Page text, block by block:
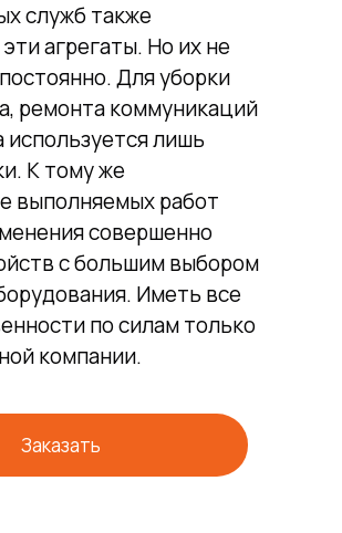
служб также
агрегаты. Но их не
Для уборки
ремонта коммуникаций
используется лишь
К тому же
выполняемых работ
совершенно
с большим выбором
Иметь все
по силам только
компании.
Заказать